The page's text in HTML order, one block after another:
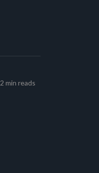
2 min reads